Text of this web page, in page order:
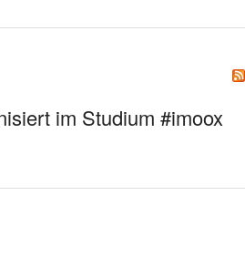
im Studium #imoox